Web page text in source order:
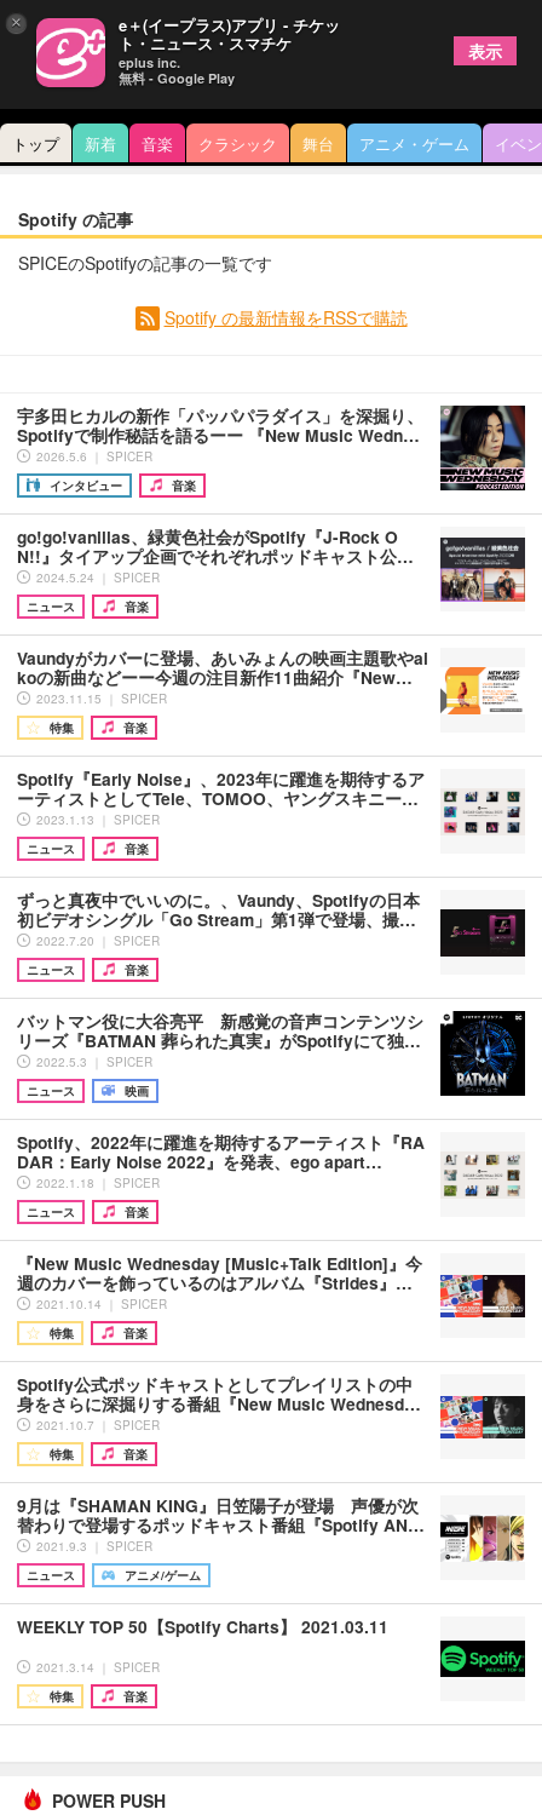
トップ 新着 音楽 クラシック 舞台 アニメ・ゲーム イベ
Spotify の記事
SPICEのSpotifyの記事の一覧です
Spotify の最新情報をRSSで購読
宇多田ヒカルの新作「パッパパラダイス」を深掘り、
Spotifyで制作秘話を語るーー 『New Music Wedn…
2026.5.6 ｜ SPICER
インタビュー
音楽
go!go!vanillas、緑黄色社会がSpotify『J-Rock O
N!!』タイアップ企画でそれぞれポッドキャスト公…
2024.5.24 ｜ SPICER
ニュース
音楽
Vaundyがカバーに登場、あいみょんの映画主題歌やai
koの新曲などーー今週の注目新作11曲紹介『New…
2023.11.15 ｜ SPICER
特集
音楽
Spotify『Early Noise』、2023年に躍進を期待するア
ーティストとしてTele、TOMOO、ヤングスキニー…
2023.1.13 ｜ SPICER
ニュース
音楽
ずっと真夜中でいいのに。、Vaundy、Spotifyの日本
初ビデオシングル「Go Stream」第1弾で登場、撮…
2022.7.20 ｜ SPICER
ニュース
音楽
バットマン役に大谷亮平 新感覚の音声コンテンツシ
リーズ『BATMAN 葬られた真実』がSpotifyにて独…
2022.5.3 ｜ SPICER
ニュース
映画
Spotify、2022年に躍進を期待するアーティスト『RA
DAR：Early Noise 2022』を発表、ego apart…
2022.1.18 ｜ SPICER
ニュース
音楽
『New Music Wednesday [Music+Talk Edition]』今
週のカバーを飾っているのはアルバム『Strides』…
2021.10.14 ｜ SPICER
特集
音楽
Spotify公式ポッドキャストとしてプレイリストの中
身をさらに深掘りする番組『New Music Wednesd…
2021.10.7 ｜ SPICER
特集
音楽
9月は『SHAMAN KING』日笠陽子が登場 声優が次
替わりで登場するポッドキャスト番組『Spotify AN…
2021.9.3 ｜ SPICER
ニュース
アニメ/ゲーム
WEEKLY TOP 50【Spotify Charts】 2021.03.11
2021.3.14 ｜ SPICER
特集
音楽
POWER PUSH
× e＋(イープラス)アプリ - チケッ
ト・ニュース・スマチケ
eplus inc.
無料 - Google Play
表示